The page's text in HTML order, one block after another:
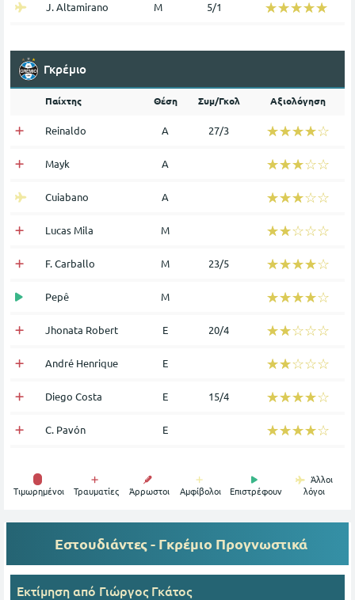
J. Altamirano Μ 5/1 ☆☆☆☆☆
★★★★★
Γκρέμιο
Παίχτης Θέση Συμ/Γκολ Αξιολόγηση
Reinaldo Α 27/3 ☆☆☆☆☆
★★★★★
Mayk Α ☆☆☆☆☆
★★★★★
Cuiabano Α ☆☆☆☆☆
★★★★★
Lucas Mila Μ ☆☆☆☆☆
★★★★★
F. Carballo Μ 23/5 ☆☆☆☆☆
★★★★★
Pepê Μ ☆☆☆☆☆
★★★★★
Jhonata Robert Ε 20/4 ☆☆☆☆☆
★★★★★
André Henrique Ε ☆☆☆☆☆
★★★★★
Diego Costa Ε 15/4 ☆☆☆☆☆
★★★★★
C. Pavón Ε ☆☆☆☆☆
★★★★★
Tιμωρημένοι Τραυματίες Άρρωστοι Αμφίβολοι Επιστρέφουν
Άλλοι
λόγοι
Εστουδιάντες - Γκρέμιο Προγνωστικά
Εκτίμηση από Γιώργος Γκάτος